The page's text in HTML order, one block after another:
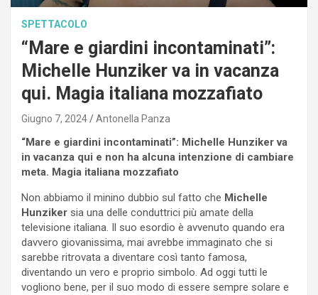
SPETTACOLO
“Mare e giardini incontaminati”:
Michelle Hunziker va in vacanza
qui. Magia italiana mozzafiato
Giugno 7, 2024 Antonella Panza
“Mare e giardini incontaminati”: Michelle Hunziker va
in vacanza qui e non ha alcuna intenzione di cambiare
meta. Magia italiana mozzafiato
Non abbiamo il minino dubbio sul fatto che Michelle
Hunziker sia una delle conduttrici più amate della
televisione italiana. Il suo esordio è avvenuto quando era
davvero giovanissima, mai avrebbe immaginato che si
sarebbe ritrovata a diventare così tanto famosa,
diventando un vero e proprio simbolo. Ad oggi tutti le
vogliono bene, per il suo modo di essere sempre solare e